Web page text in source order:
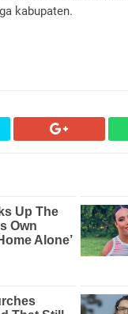
kabupaten.